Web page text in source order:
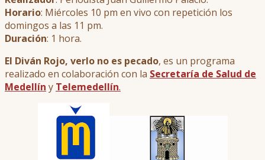
Horario: Miércoles 10 pm en vivo con repetición los
domingos a las 11 pm.
Duración: 1 hora.
El Diván Rojo, verlo no es pecado, es un programa
realizado en colaboración con la Secretaría de Salud de
Medellín y Telemedellín.